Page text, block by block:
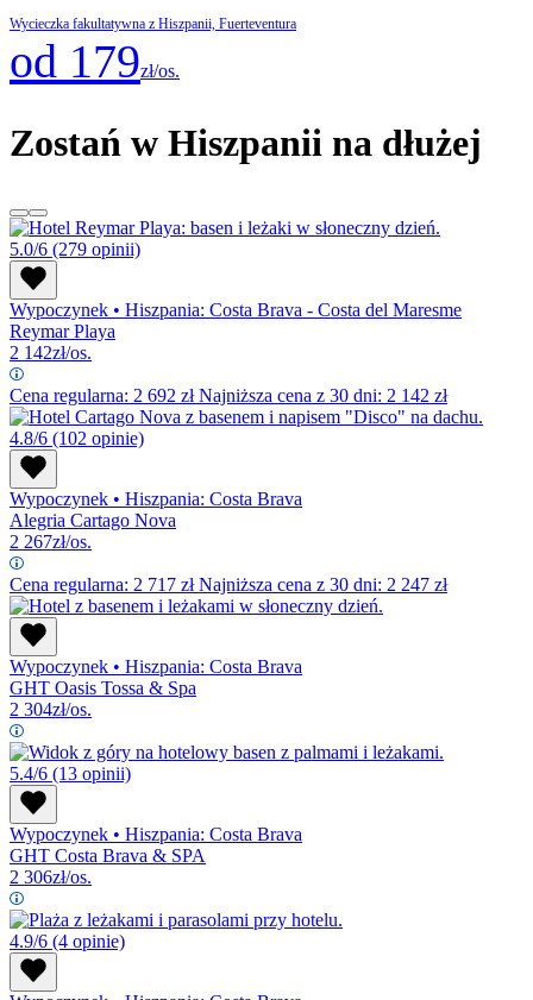
Wycieczka fakultatywna z Hiszpanii, Fuerteventura
od 179zł/os.
Zostań w Hiszpanii na dłużej
5.0/6 (279 opinii)
Wypoczynek • Hiszpania: Costa Brava - Costa del Maresme
Reymar Playa
2 142zł/os.
Cena regularna: 2 692 złNajniższa cena z 30 dni: 2 142 zł
4.8/6 (102 opinie)
Wypoczynek • Hiszpania: Costa Brava
Alegria Cartago Nova
2 267zł/os.
Cena regularna: 2 717 złNajniższa cena z 30 dni: 2 247 zł
Wypoczynek • Hiszpania: Costa Brava
GHT Oasis Tossa & Spa
2 304zł/os.
5.4/6 (13 opinii)
Wypoczynek • Hiszpania: Costa Brava
GHT Costa Brava & SPA
2 306zł/os.
4.9/6 (4 opinie)